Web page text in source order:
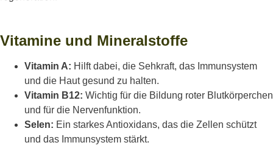
Vitamine und Mineralstoffe
Vitamin A: Hilft dabei, die Sehkraft, das Immunsystem
und die Haut gesund zu halten.
Vitamin B12: Wichtig für die Bildung roter Blutkörperchen
und für die Nervenfunktion.
Selen: Ein starkes Antioxidans, das die Zellen schützt
und das Immunsystem stärkt.